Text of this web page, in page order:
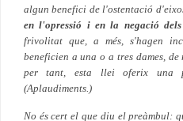
algun benefici de l'ostentació
en l'opressió i en la negació dels
frivolitat que, a més, s'hagen
beneficien a una o a tres dames,
per tant, esta llei oferix una
(Aplaudiments.)
No és cert el que diu el preàmbul: